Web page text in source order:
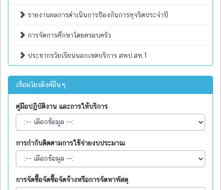
รายงานผลการดำเนินการป้องกันการทุจริตประจำปี
การจัดการศึกษาโดยครอบครัว
ประชากรวัยเรียนนอกเขตบริการ สพป.สท.1
เชื่อมโยงลิงค์อื่นๆ
คู่มือปฏิบัติงาน และการให้บริการ
การกำกับติดตามการใช้จ่ายงบประมาณ
การจัดซื้อจัดซื้อจัดจ้างหรือการจัดหาพัสดุ